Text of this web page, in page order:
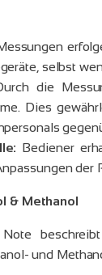
selbst
die
Dies
Bediener
der
& Methanol
und